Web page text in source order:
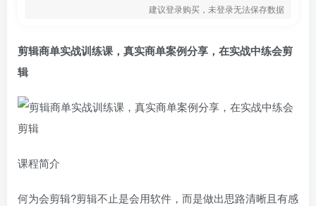
建议登录购买，未登录无法保存数据
剪辑商单实战训练课 ，真实商单案例分享，在实战中练会剪
辑
课程简介
何为会剪辑?剪辑不止是会用软件，而是做出思路清晰且有感